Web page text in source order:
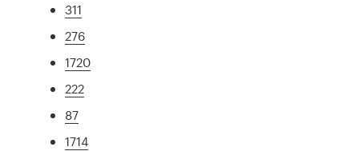
311
276
1720
222
87
1714